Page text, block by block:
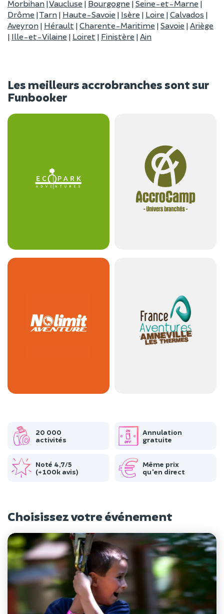
Morbihan |Vaucluse | Bourgogne | Seine-et-Marne |
Drôme |Tarn | Haute-Savoie | Isère | Loire | Calvados |
Aveyron | Hérault | Charente-Maritime | Savoie | Ariège
| Ille-et-Vilaine | Loiret | Finistère | Ain
Les meilleurs accrobranches sont sur
Funbooker
20 000
activités
Annulation
gratuite
Noté 4,7/5
(+100k avis)
Même prix
qu'en direct
Choisissez votre événement